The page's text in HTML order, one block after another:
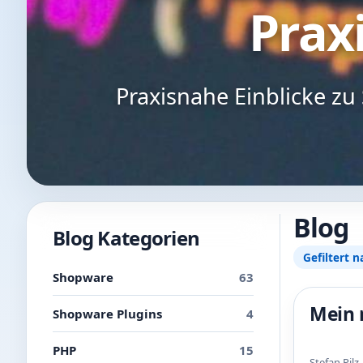
Praxisnahe Einblicke
Blog Kategorien
Shopware 63
Shopware Plugins 4
PHP 15
Blog
Gefiltert
Mein